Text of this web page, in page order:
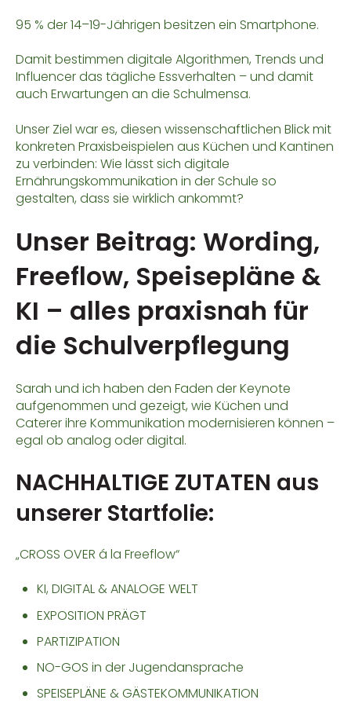
95 % der 14–19-Jährigen besitzen ein Smartphone.
Damit bestimmen digitale Algorithmen, Trends und
Influencer das tägliche Essverhalten – und damit
auch Erwartungen an die Schulmensa.
Unser Ziel war es, diesen wissenschaftlichen Blick mit
konkreten Praxisbeispielen aus Küchen und Kantinen
zu verbinden: Wie lässt sich digitale
Ernährungskommunikation in der Schule so
gestalten, dass sie wirklich ankommt?
Unser Beitrag: Wording,
Freeflow, Speisepläne &
KI – alles praxisnah für
die Schulverpflegung
Sarah und ich haben den Faden der Keynote
aufgenommen und gezeigt, wie Küchen und
Caterer ihre Kommunikation modernisieren können –
egal ob analog oder digital.
NACHHALTIGE ZUTATEN aus
unserer Startfolie:
„CROSS OVER á la Freeflow“
KI, DIGITAL & ANALOGE WELT
EXPOSITION PRÄGT
PARTIZIPATION
NO-GOS in der Jugendansprache
SPEISEPLÄNE & GÄSTEKOMMUNIKATION